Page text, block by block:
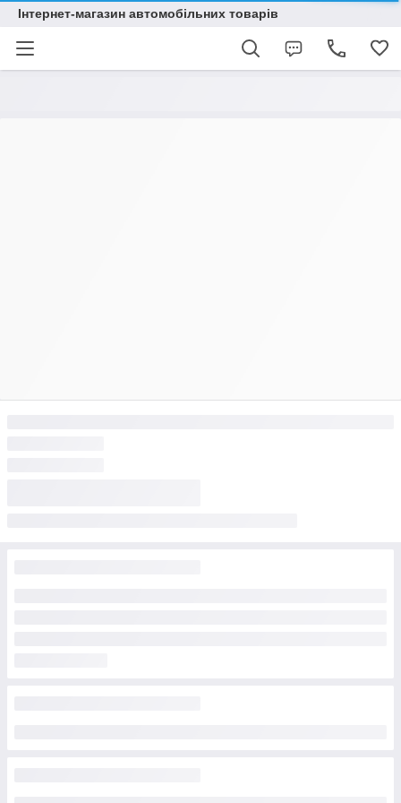
Інтернет-магазин автомобільних товарів